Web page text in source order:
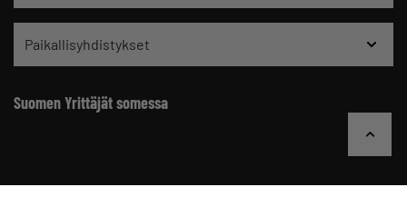
Paikallisyhdistykset
Suomen Yrittäjät somessa